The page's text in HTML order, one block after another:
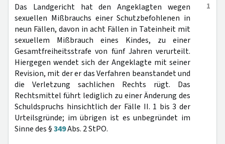
1
Das Landgericht hat den Angeklagten wegen
sexuellen Mißbrauchs einer Schutzbefohlenen in
neun Fällen, davon in acht Fällen in Tateinheit mit
sexuellem Mißbrauch eines Kindes, zu einer
Gesamtfreiheitsstrafe von fünf Jahren verurteilt.
Hiergegen wendet sich der Angeklagte mit seiner
Revision, mit der er das Verfahren beanstandet und
die Verletzung sachlichen Rechts rügt. Das
Rechtsmittel führt lediglich zu einer Änderung des
Schuldspruchs hinsichtlich der Fälle II. 1 bis 3 der
Urteilsgründe; im übrigen ist es unbegründet im
Sinne des §349Abs. 2 StPO.